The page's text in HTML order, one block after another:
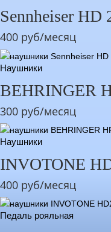
Sennheiser HD
400 руб/месяц
Наушники
BEHRINGER
300 руб/месяц
Наушники
INVOTONE
400 руб/месяц
Педаль рояльная